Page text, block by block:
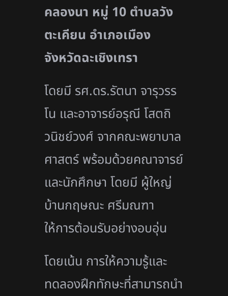
คลองนา หมู่ 10 ตำบลวัง
ตะเคียน อำเภอเมือง
จังหวัดฉะเชิงเทรา
โดยมี รศ.ดร.รัตนา จารุวรร
โน และอาจารย์อรุณี โสตถิ
วนิชย์วงศ์ จากคณะพยาบาล
ศาสตร์ พร้อมด้วยคณาจารย์
และนักศึกษา โดยมี ผู้ใหญ่
บ้านกฤษณะ ศรีมณฑา
ให้การต้อนรับอย่างอบอุ่น
โดยเน้น การให้ความรู้และ
ทดลองฝึกทักษะที่สามารถนำ